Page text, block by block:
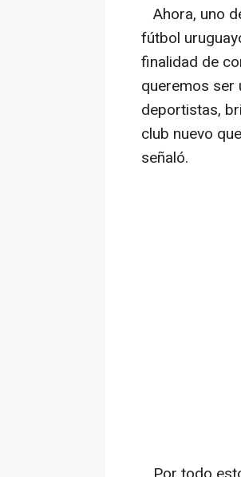
Ahora, uno
fútbol
finalidad de
queremos ser
deportistas,
club nuevo
señaló.